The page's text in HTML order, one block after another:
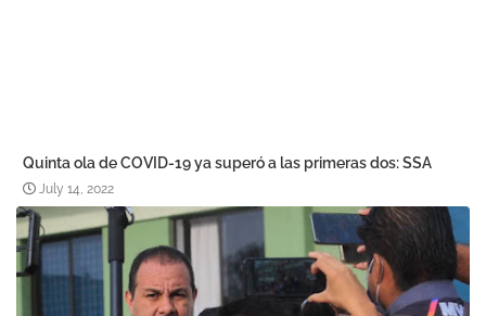
Quinta ola de COVID-19 ya superó a las primeras dos: SSA
July 14, 2022